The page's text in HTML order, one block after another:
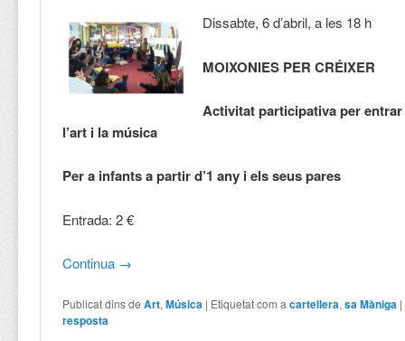
Dissabte, 6 d’abril, a les 18 h
MOIXONIES PER CRÉIXER
Activitat participativa per
l’art i la música
Per a infants a partir d’1 any i els seus pares
Entrada: 2 €
Continua →
Publicat dins de Art,Música | Etiquetat com a cartellera,sa Màniga |
resposta